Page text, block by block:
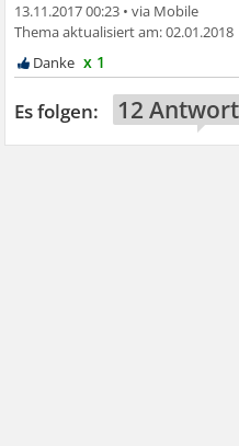
13.11.2017 00:23 •
02.01.2018
x 1
12